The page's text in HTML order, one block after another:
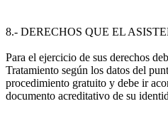
8.- DERECHOS QUE EL
Para el ejercicio de sus derechos
Tratamiento según los datos del
procedimiento gratuito y debe ir
documento acreditativo de su